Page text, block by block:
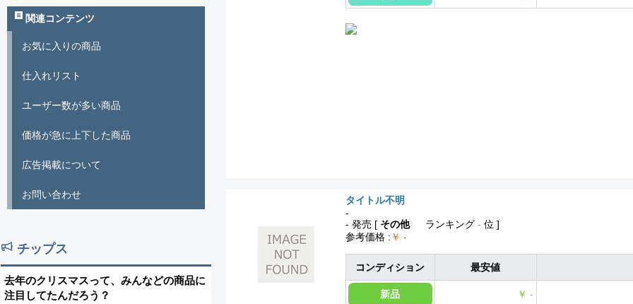
タイトル不明
-
- 発売 [ その他 ランキング - 位 ]
参考価格 : ￥ -
コンディション 最安値
新品 ￥ -
関連コンテンツ
お気に入りの商品
仕入れリスト
ユーザー数が多い商品
価格が急に上下した商品
広告掲載について
お問い合わせ
チップス
去年のクリスマスって、みんなどの商品に
注目してたんだろう？